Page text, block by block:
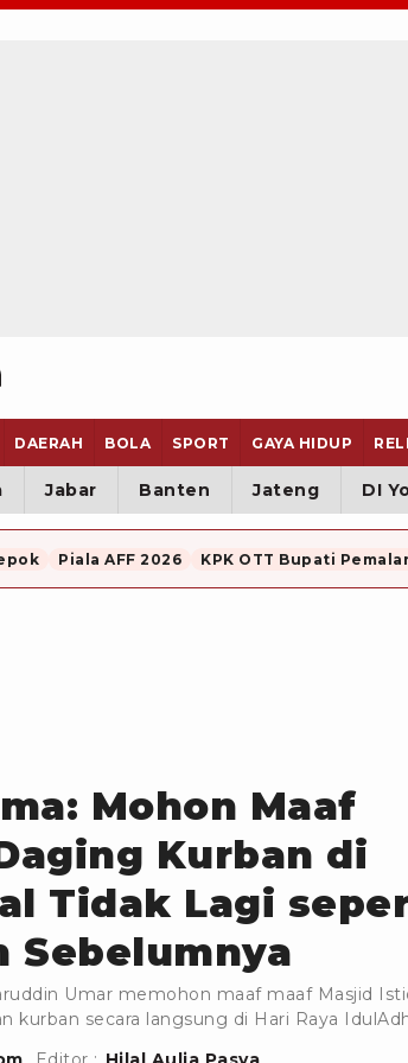
DAERAH BOLA SPORT GAYA HIDUP
Jabar Banten Jateng DI
Piala AFF 2026 KPK OTT Bupati
Mohon Maaf
Kurban di
Tidak Lagi
Sebelumnya
Umar memohon maaf maaf Masjid
kurban secara langsung di Hari Raya